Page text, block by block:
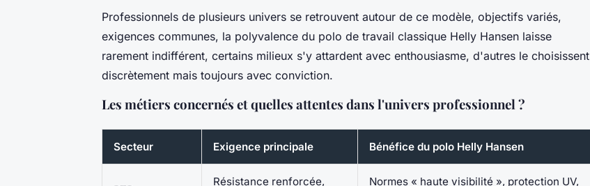
Professionnels de plusieurs univers se retrouvent autour de ce modèle, objectifs variés,
exigences communes, la polyvalence du polo de travail classique Helly Hansen laisse
rarement indifférent, certains milieux s'y attardent avec enthousiasme, d'autres le choisissent
discrètement mais toujours avec conviction.
Les métiers concernés et quelles attentes dans l'univers professionnel ?
Secteur Exigence principale Bénéfice du polo Helly Hansen
Résistance renforcée,
Normes « haute visibilité », protection UV,